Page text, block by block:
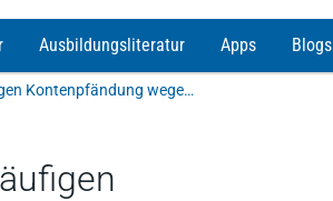
Ausbildungsliteratur Apps Blogs
Europäischer Beschluss zur vorläufigen Kontenpfändung wegen Rückforderung von Glücksspielverlusten